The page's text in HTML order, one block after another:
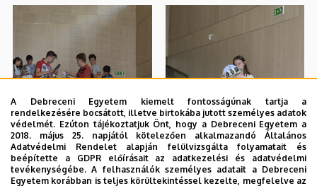
A Debreceni Egyetem kiemelt fontosságúnak tartja a
rendelkezésére bocsátott, illetve birtokába jutott személyes adatok
védelmét. Ezúton tájékoztatjuk Önt, hogy a Debreceni Egyetem a
2018. május 25. napjától kötelezően alkalmazandó Általános
Adatvédelmi Rendelet alapján felülvizsgálta folyamatait és
beépítette a GDPR előírásait az adatkezelési és adatvédelmi
tevékenységébe. A felhasználók személyes adatait a Debreceni
Egyetem korábban is teljes körültekintéssel kezelte, megfelelve az